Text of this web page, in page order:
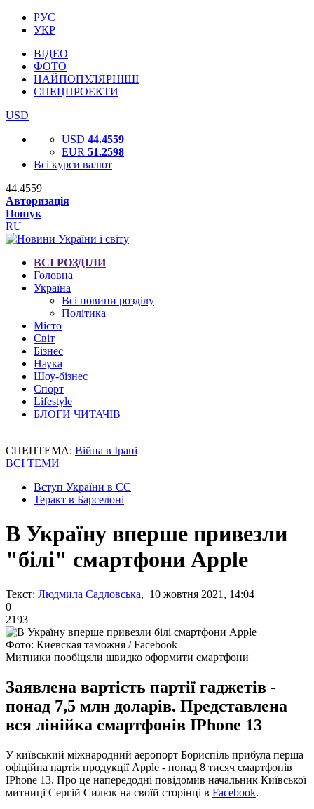
РУС
УКР
ВІДЕО
ФОТО
НАЙПОПУЛЯРНІШІ
СПЕЦПРОЕКТИ
USD
USD 44.4559
EUR 51.2598
Всі курси валют
44.4559
Авторизація
Пошук
RU
ВСІ РОЗДІЛИ
Головна
Україна
Всі новини розділу
Політика
Місто
Світ
Бізнес
Наука
Шоу-бізнес
Спорт
Lifestyle
БЛОГИ ЧИТАЧІВ
СПЕЦТЕМА: Війна в Ірані
ВСІ ТЕМИ
Вступ України в ЄС
Теракт в Барселоні
В Україну вперше привезли
"білі" смартфони Apple
Текст: Людмила Садловська, 10 жовтня 2021, 14:04
0
2193
Фото: Киевская таможня / Facebook
Митники пообіцяли швидко оформити смартфони
Заявлена вартість партії гаджетів -
понад 7,5 млн доларів. Представлена
вся лінійка смартфонів IPhone 13
У київський міжнародний аеропорт Бориспіль прибула перша
офіційна партія продукції Apple - понад 8 тисяч смартфонів
IPhone 13. Про це напередодні повідомив начальник Київської
митниці Сергій Силюк на своїй сторінці в Facebook.